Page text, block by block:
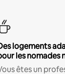
logements
les nomades
êtes un